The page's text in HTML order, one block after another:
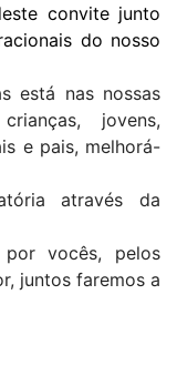
convite junto
do nosso
está nas nossas
jovens,
e pais, melhorá-
através da
vocês, pelos
juntos faremos a